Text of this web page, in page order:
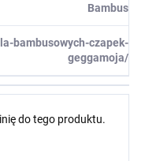
Bambus
bambusowych-czapek-
geggamoja/
do tego produktu.